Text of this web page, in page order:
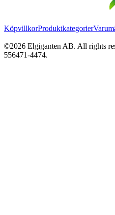
KöpvillkorProduktkategorier
©2026 Elgiganten AB. All rights
556471-4474.